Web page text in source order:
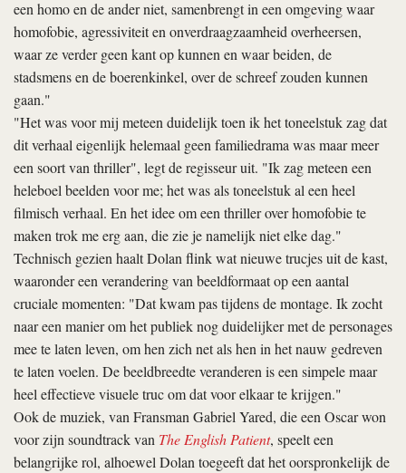
een homo en de ander niet, samenbrengt in een omgeving waar
homofobie, agressiviteit en onverdraagzaamheid overheersen,
waar ze verder geen kant op kunnen en waar beiden, de
stadsmens en de boerenkinkel, over de schreef zouden kunnen
gaan."
"Het was voor mij meteen duidelijk toen ik het toneelstuk zag dat
dit verhaal eigenlijk helemaal geen familiedrama was maar meer
een soort van thriller", legt de regisseur uit. "Ik zag meteen een
heleboel beelden voor me; het was als toneelstuk al een heel
filmisch verhaal. En het idee om een thriller over homofobie te
maken trok me erg aan, die zie je namelijk niet elke dag."
Technisch gezien haalt Dolan flink wat nieuwe trucjes uit de kast,
waaronder een verandering van beeldformaat op een aantal
cruciale momenten: "Dat kwam pas tijdens de montage. Ik zocht
naar een manier om het publiek nog duidelijker met de personages
mee te laten leven, om hen zich net als hen in het nauw gedreven
te laten voelen. De beeldbreedte veranderen is een simpele maar
heel effectieve visuele truc om dat voor elkaar te krijgen."
Ook de muziek, van Fransman Gabriel Yared, die een Oscar won
voor zijn soundtrack van The English Patient, speelt een
belangrijke rol, alhoewel Dolan toegeeft dat het oorspronkelijk de